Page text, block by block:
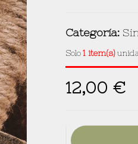
Categoría:
Solo 1 item(s)
12,00 €